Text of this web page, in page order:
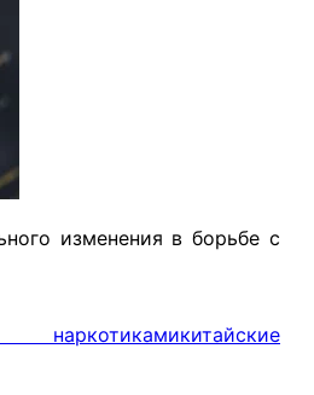
изменения в борьбе с
китайские